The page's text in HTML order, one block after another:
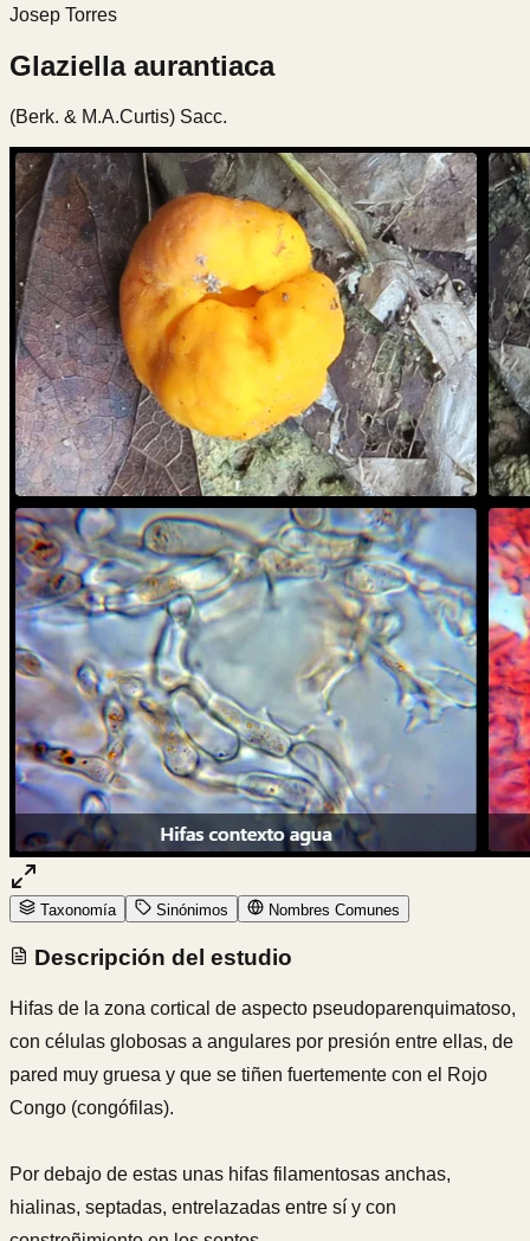
Josep Torres
Glaziella aurantiaca
(Berk. & M.A.Curtis) Sacc.
Taxonomía Sinónimos Nombres Comunes
Descripción del estudio
Hifas de la zona cortical de aspecto pseudoparenquimatoso,
con células globosas a angulares por presión entre ellas, de
pared muy gruesa y que se tiñen fuertemente con el Rojo
Congo (congófilas).
Por debajo de estas unas hifas filamentosas anchas,
hialinas, septadas, entrelazadas entre sí y con